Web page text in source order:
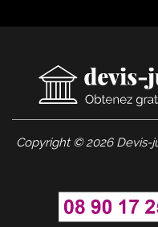
Copyright © 2026 Devis-